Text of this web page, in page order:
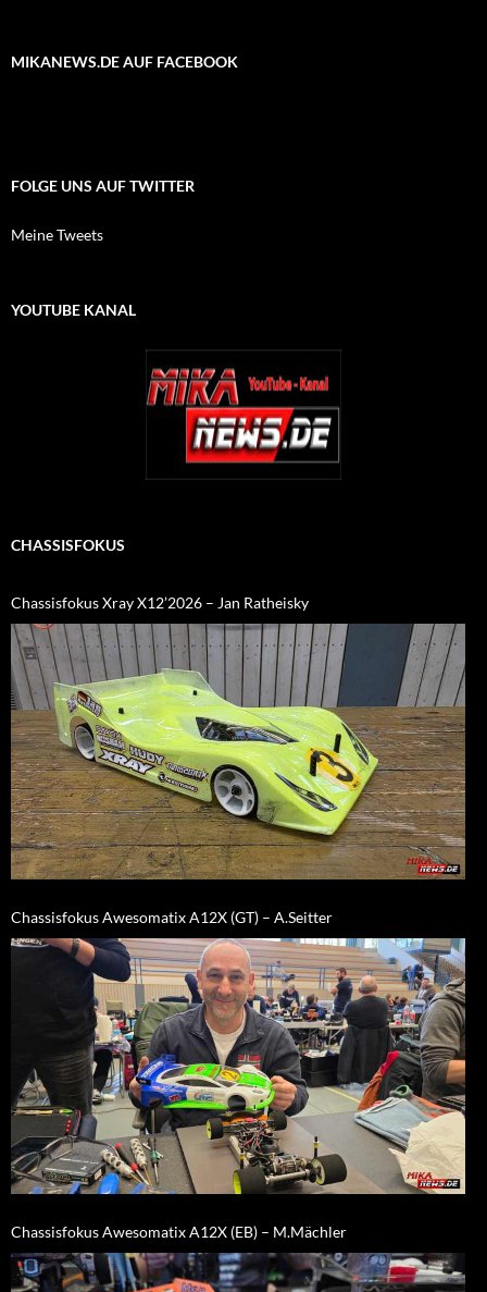
MIKANEWS.DE AUF FACEBOOK
FOLGE UNS AUF TWITTER
Meine Tweets
YOUTUBE KANAL
CHASSISFOKUS
Chassisfokus Xray X12’2026 – Jan Ratheisky
Chassisfokus Awesomatix A12X (GT) – A.Seitter
Chassisfokus Awesomatix A12X (EB) – M.Mächler